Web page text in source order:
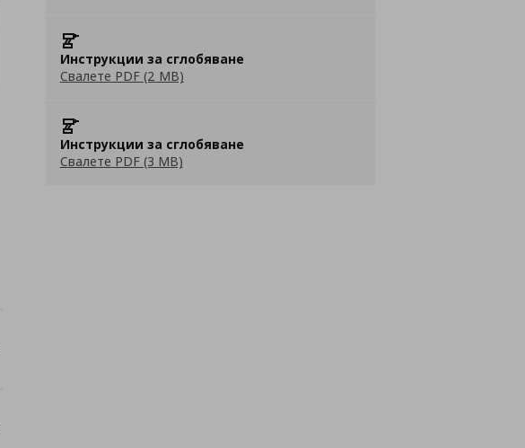
Инструкции за сглобяване
Свалете PDF (2 MB)
Инструкции за сглобяване
Свалете PDF (3 MB)